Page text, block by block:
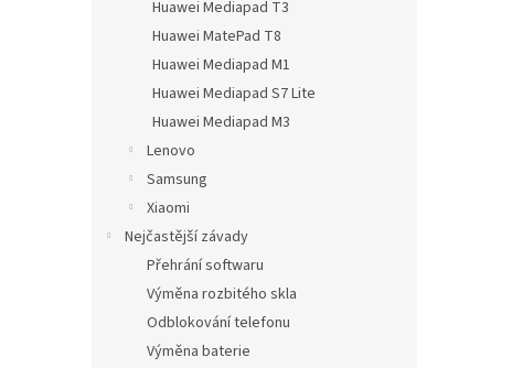
Huawei Mediapad T3
Huawei MatePad T8
Huawei Mediapad M1
Huawei Mediapad S7 Lite
Huawei Mediapad M3
Lenovo
Samsung
Xiaomi
Nejčastější závady
Přehrání softwaru
Výměna rozbitého skla
Odblokování telefonu
Výměna baterie